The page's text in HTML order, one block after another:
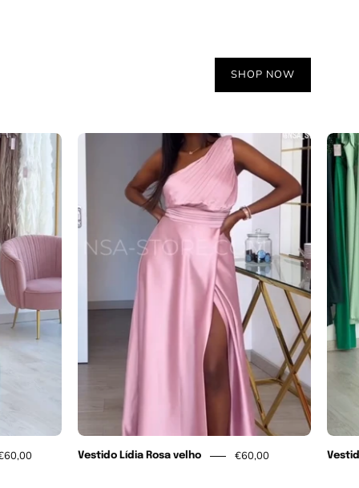
SHOP NOW
Vestido
Lídia
Rosa
velho
Vestido Lídia Rosa velho €60,00